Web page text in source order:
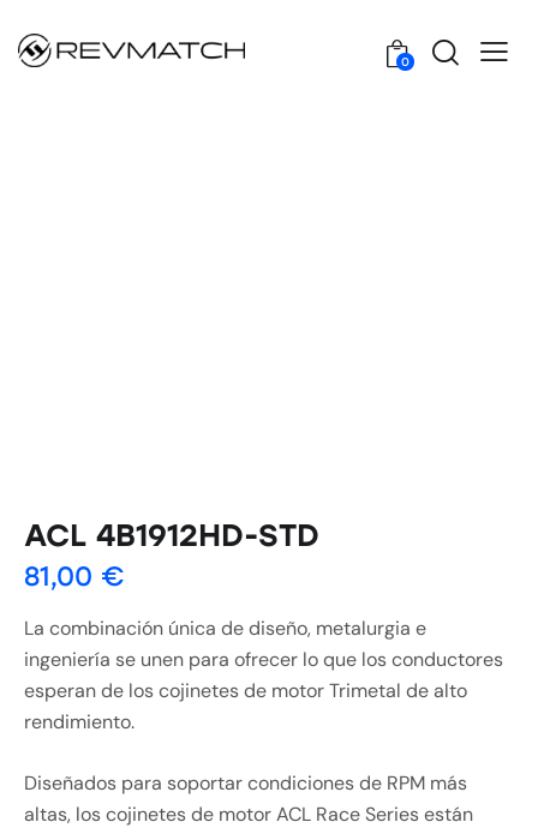
0
ACL 4B1912HD-STD
81,00 €
La combinación única de diseño, metalurgia e
ingeniería se unen para ofrecer lo que los conductores
esperan de los cojinetes de motor Trimetal de alto
rendimiento.
Diseñados para soportar condiciones de RPM más
altas, los cojinetes de motor ACL Race Series están